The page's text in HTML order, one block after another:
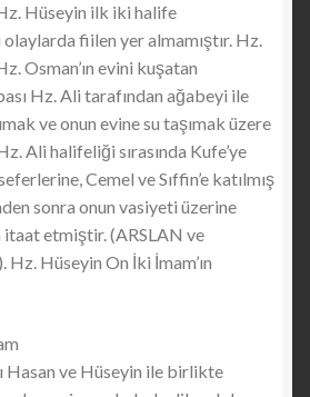
Hüseyin ilk iki halife
fiilen yer almamıştır. Hz.
Osman’ın evini kuşatan
Hz. Ali tarafından ağabeyi ile
ve onun evine su taşımak üzere
Ali halifeliği sırasında Kufe’ye
Cemel ve Sıffin’e katılmış
sonra onun vasiyeti üzerine
itaat etmiştir. (ARSLAN ve
Hüseyin On İki İmam’ın
ve Hüseyin ile birlikte